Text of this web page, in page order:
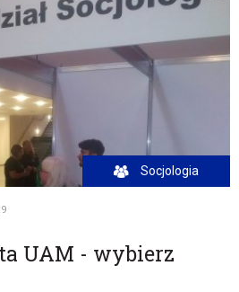
Socjologia
UAM - wybierz